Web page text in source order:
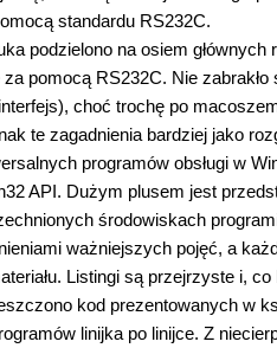
standardu RS232C.
podzielono na osiem
za pomocą RS232C. Nie
choć trochę po
te zagadnienia bardziej jako
programów obsługi w
API. Dużym plusem jest
środowiskach
ważniejszych pojęć, a
Listingi są przejrzyste i,
kod prezentowanych w
linijka po linijce. Z